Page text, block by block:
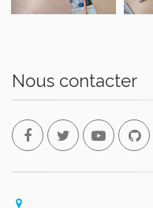
Nous contacter